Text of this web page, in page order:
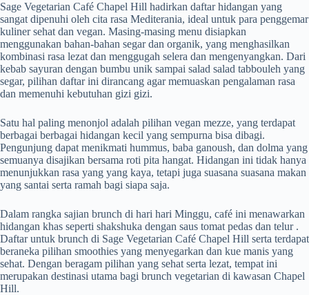
Sage Vegetarian Café Chapel Hill hadirkan daftar hidangan yang
sangat dipenuhi oleh cita rasa Mediterania, ideal untuk para penggemar
kuliner sehat dan vegan. Masing-masing menu disiapkan
menggunakan bahan-bahan segar dan organik, yang menghasilkan
kombinasi rasa lezat dan menggugah selera dan mengenyangkan. Dari
kebab sayuran dengan bumbu unik sampai salad salad tabbouleh yang
segar, pilihan daftar ini dirancang agar memuaskan pengalaman rasa
dan memenuhi kebutuhan gizi gizi.
Satu hal paling menonjol adalah pilihan vegan mezze, yang terdapat
berbagai berbagai hidangan kecil yang sempurna bisa dibagi.
Pengunjung dapat menikmati hummus, baba ganoush, dan dolma yang
semuanya disajikan bersama roti pita hangat. Hidangan ini tidak hanya
menunjukkan rasa yang yang kaya, tetapi juga suasana suasana makan
yang santai serta ramah bagi siapa saja.
Dalam rangka sajian brunch di hari hari Minggu, café ini menawarkan
hidangan khas seperti shakshuka dengan saus tomat pedas dan telur .
Daftar untuk brunch di Sage Vegetarian Café Chapel Hill serta terdapat
beraneka pilihan smoothies yang menyegarkan dan kue manis yang
sehat. Dengan beragam pilihan yang sehat serta lezat, tempat ini
merupakan destinasi utama bagi brunch vegetarian di kawasan Chapel
Hill.